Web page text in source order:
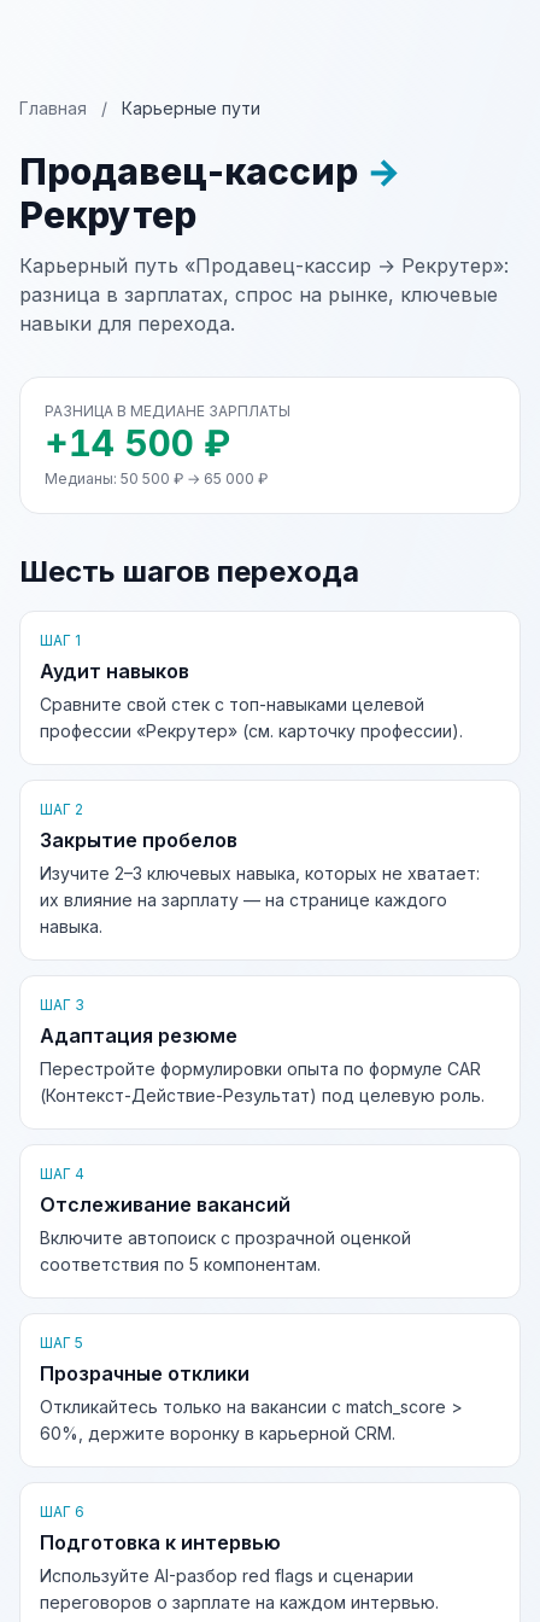
Главная / Карьерные пути
Продавец-кассир →
Рекрутер
Карьерный путь «Продавец-кассир → Рекрутер»:
разница в зарплатах, спрос на рынке, ключевые
навыки для перехода.
РАЗНИЦА В МЕДИАНЕ ЗАРПЛАТЫ
+14 500 ₽
Медианы: 50 500 ₽ → 65 000 ₽
Шесть шагов перехода
ШАГ 1
Аудит навыков
Сравните свой стек с топ-навыками целевой
профессии «Рекрутер» (см. карточку профессии).
ШАГ 2
Закрытие пробелов
Изучите 2–3 ключевых навыка, которых не хватает:
их влияние на зарплату — на странице каждого
навыка.
ШАГ 3
Адаптация резюме
Перестройте формулировки опыта по формуле CAR
(Контекст-Действие-Результат) под целевую роль.
ШАГ 4
Отслеживание вакансий
Включите автопоиск с прозрачной оценкой
соответствия по 5 компонентам.
ШАГ 5
Прозрачные отклики
Откликайтесь только на вакансии с match_score >
60%, держите воронку в карьерной CRM.
ШАГ 6
Подготовка к интервью
Используйте AI-разбор red flags и сценарии
переговоров о зарплате на каждом интервью.